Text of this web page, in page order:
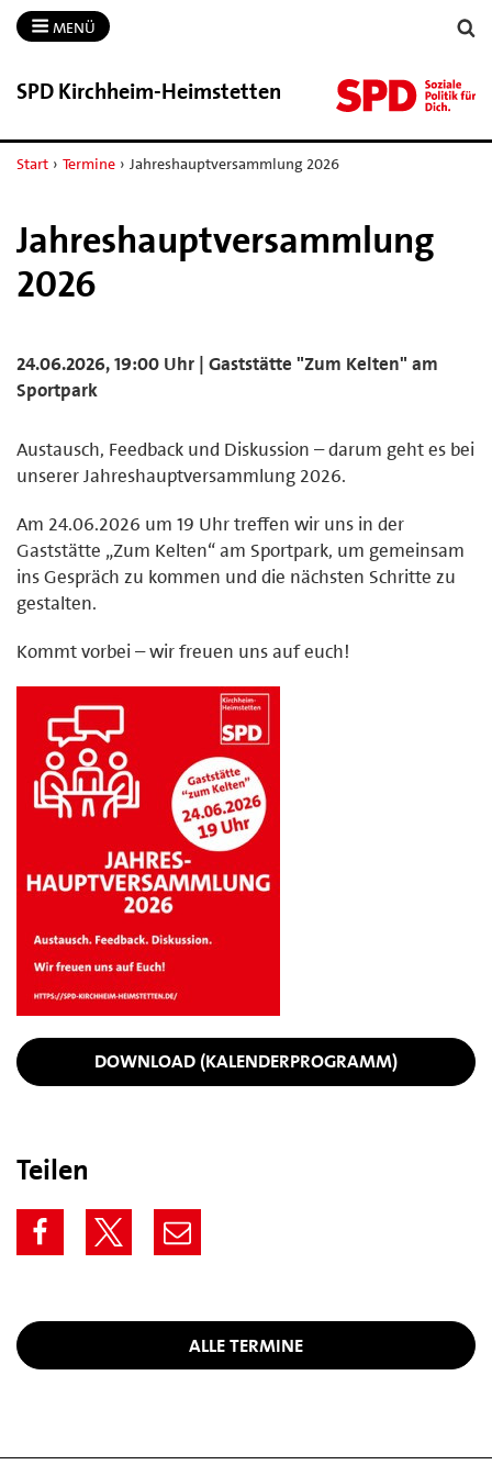
MENÜ
SPD Kirchheim-​Heimstetten
Start › Termine › Jahreshauptversammlung 2026
Jahreshauptversammlung
2026
24.06.2026, 19:00 Uhr | Gaststätte "Zum Kelten" am
Sportpark
Austausch, Feedback und Diskussion – darum geht es bei
unserer Jahreshauptversammlung 2026.
Am 24.06.2026 um 19 Uhr treffen wir uns in der
Gaststätte „Zum Kelten“ am Sportpark, um gemeinsam
ins Gespräch zu kommen und die nächsten Schritte zu
gestalten.
Kommt vorbei – wir freuen uns auf euch!
DOWNLOAD (KALENDERPROGRAMM)
Teilen
ALLE TERMINE